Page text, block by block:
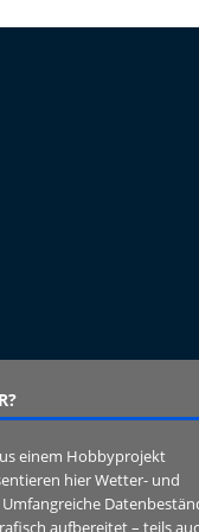
einem Hobbyprojekt
hier Wetter- und
aufbereitet – teils